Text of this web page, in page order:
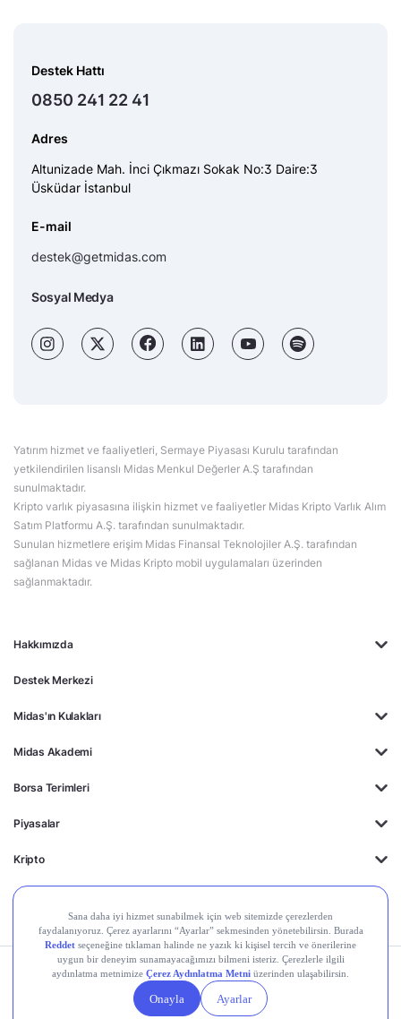
Hakkımızda
Destek Merkezi
Midas'ın Kulakları
Midas Akademi
Borsa Terimleri
Piyasalar
Kripto
Ayrıcalıklar
Destek Hattı
0850 241 22 41
Adres
Altunizade Mah. İnci Çıkmazı Sokak No:3 Daire:3
Üsküdar İstanbul
E-mail
destek@getmidas.com
Sosyal Medya
Yatırım hizmet ve faaliyetleri, Sermaye Piyasası Kurulu tarafından
yetkilendirilen lisanslı Midas Menkul Değerler A.Ş tarafından
sunulmaktadır.
Kripto varlık piyasasına ilişkin hizmet ve faaliyetler Midas Kripto Varlık Alım
Satım Platformu A.Ş. tarafından sunulmaktadır.
Sunulan hizmetlere erişim Midas Finansal Teknolojiler A.Ş. tarafından
sağlanan Midas ve Midas Kripto mobil uygulamaları üzerinden
sağlanmaktadır.
Kişisel Verilerin
Gizlilik
Politikası
Yasal
Duyurular
Çerez